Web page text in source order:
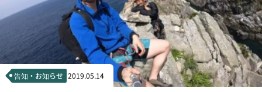
告知・お知らせ 2019.05.14